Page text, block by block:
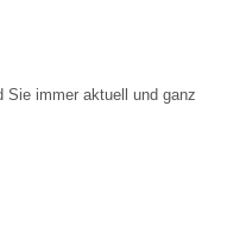
Sie immer aktuell und ganz